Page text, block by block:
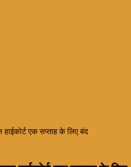
एक सप्ताह के लिए बंद